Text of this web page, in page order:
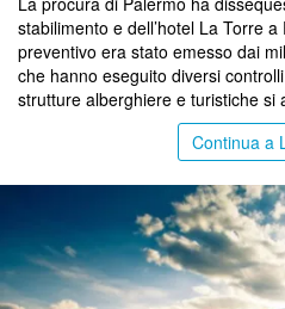
stabilimento e dell’hotel La Torre
preventivo era stato emesso dai
che hanno eseguito diversi
strutture alberghiere e turistiche si
Continua a